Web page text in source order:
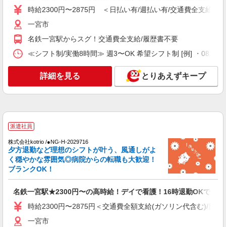
キープ 詳細を見る
派遣社員
株式会社kotrio /●NG-H-2093546
≪名鉄一宮駅≫未経験・無資格から看護助手へ
挑戦！シフト相談OK
時給1500円〜2125円 ＜日払い有/週払い有/交
通費全支給(ガソリン代含む)＞
派遣社員
株式会社kotrio /●NG-H-2029917
≪名鉄一宮駅≫未経験・無資格から看護助手へ
時給1500円〜2125円 ＜日払い有/週払い有/交
通費全支給(ガソリン代含む)＞
一宮市
時給2300円〜2875円 ＜日払い有/週払い有/交通費全支給(ガ
一宮市
名鉄一宮駅からスグ！交通費全支給/履歴書不要
≪シフト制/実働8時間≫ 週3〜OK 希望シフト制 [例] ・
詳細を見る とりあえずキープ
派遣社員
株式会社kotrio /●NG-H-2029716
夕方退勤など理想のシフトが叶う、風通しがよ
く穏やかな雰囲気◎病院からの転職も大歓迎！
ブランクOK！
名鉄一宮駅★2300円〜の高時給！デイで看護！16時退勤OKで安心
時給2300円〜2875円＜交通費全額支給(ガソリン代含む)/日払
一宮市